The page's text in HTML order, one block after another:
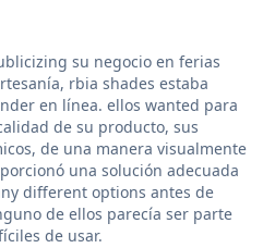
su negocio en ferias
rbia shades estaba
en línea. ellos wanted para
de su producto, sus
de una manera visualmente
una solución adecuada
different options antes de
de ellos parecía ser parte
de usar.